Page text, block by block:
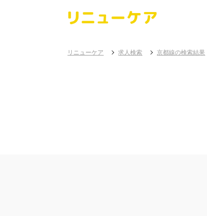
リニューケア 求人検索 京都線の検索結果